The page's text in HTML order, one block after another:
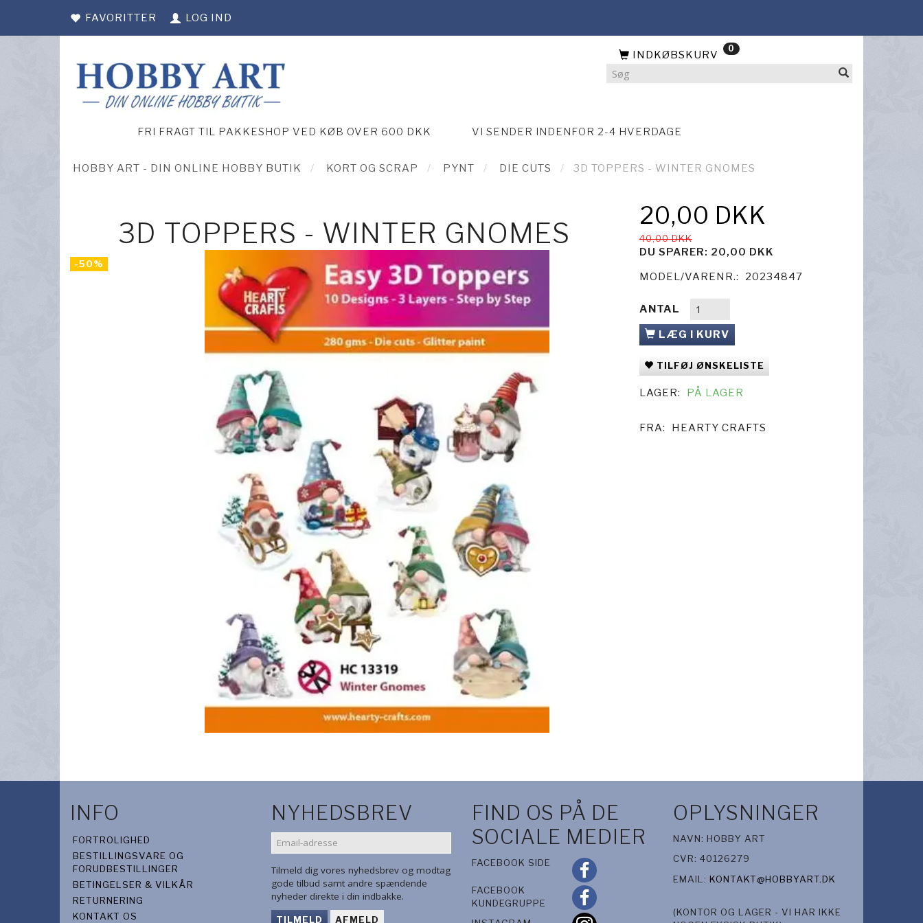
FAVORITTER LOG IND
INDKØBSKURV 0
FRI FRAGT TIL PAKKESHOP VED KØB OVER 600 DKK VI SENDER INDENFOR 2-4 HVERDAGE
HOBBY ART - DIN ONLINE HOBBY BUTIK KORT OG SCRAP PYNT DIE CUTS 3D TOPPERS - WINTER GNOMES
3D TOPPERS - WINTER GNOMES
-50%
20,00 DKK
40,00 DKK
DU SPARER: 20,00 DKK
MODEL/VARENR.:
20234847
ANTAL
LÆG I KURV
TILFØJ ØNSKELISTE
LAGER: PÅ LAGER
FRA: HEARTY CRAFTS
INFO
FORTROLIGHED
BESTILLINGSVARE OG
FORUDBESTILLINGER
BETINGELSER & VILKÅR
RETURNERING
KONTAKT OS
NYHEDSBREV
EMAIL-
ADRESSE
Tilmeld dig vores nyhedsbrev og modtag
gode tilbud samt andre spændende
nyheder direkte i din indbakke.
TILMELD AFMELD
FIND OS PÅ DE
SOCIALE MEDIER
FACEBOOK SIDE
FACEBOOK
KUNDEGRUPPE
OPLYSNINGER
NAVN: HOBBY ART
CVR: 40126279
EMAIL: KONTAKT@HOBBYART.DK
(KONTOR OG LAGER - VI HAR IKKE